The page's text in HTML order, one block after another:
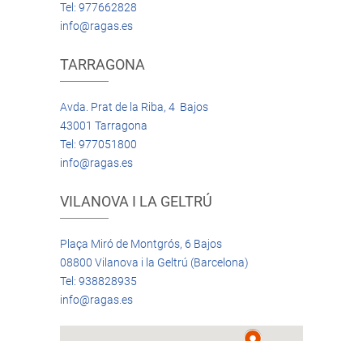
Tel: 977662828
info@ragas.es
TARRAGONA
Avda. Prat de la Riba, 4 Bajos
43001 Tarragona
Tel: 977051800
info@ragas.es
VILANOVA I LA GELTRÚ
Plaça Miró de Montgrós, 6 Bajos
08800 Vilanova i la Geltrú (Barcelona)
Tel: 938828935
info@ragas.es